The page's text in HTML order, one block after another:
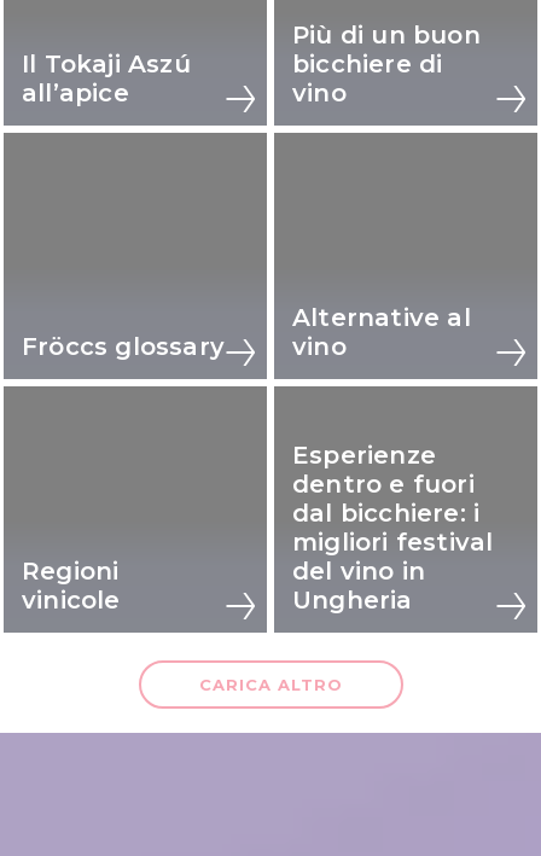
Il Tokaji Aszú
all’apice
Più di un buon
bicchiere di
vino
Fröccs glossary
Alternative al
vino
Regioni
vinicole
Esperienze
dentro e fuori
dal bicchiere: i
migliori festival
del vino in
Ungheria
CARICA ALTRO